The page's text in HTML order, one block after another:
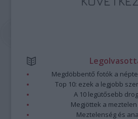
Megdöbbentő fotók a
Top 10: ezek a legjobb
A 10 legütősebb
Megjöttek a
Meztelenség és